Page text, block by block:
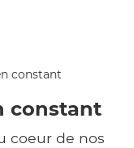
constant
coeur de nos